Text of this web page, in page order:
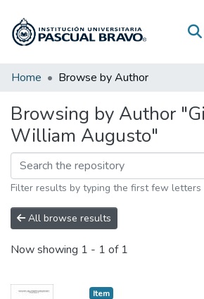
Communities & Collections
Home Browse by Author
Browsing by Author
William Augusto"
Filter results by typing the first few letters
All browse results
Now showing 1 - 1 of 1
Item